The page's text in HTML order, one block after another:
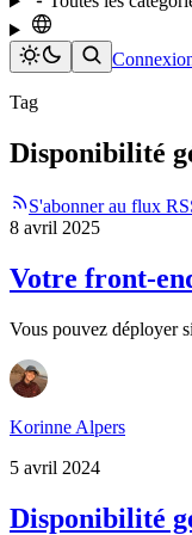
Tag
Disponibilité
S'abonner au flux
8 avril 2025
Votre front-
Vous pouvez déployer
Korinne Alpers
5 avril 2024
Disponibilité